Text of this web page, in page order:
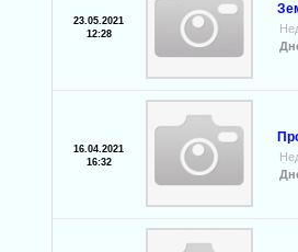
23.05.2021
12:28
16.04.2021
16:32